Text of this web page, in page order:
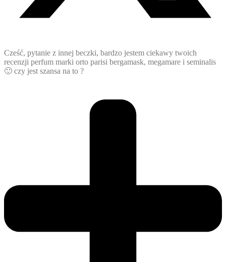
Cześć, pytanie z innej beczki, bardzo jestem ciekawy twoich
recenzji perfum marki orto parisi bergamask, megamare i seminalis
🙂 czy jest szansa na to ?